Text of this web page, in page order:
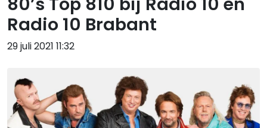
Radio 10 Brabant
29 juli 2021 11:32